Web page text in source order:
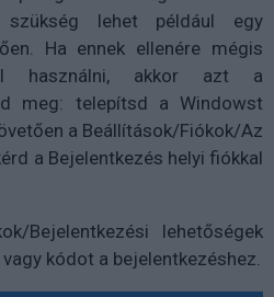
lehet például egy
Ha ennek ellenére mégis
használni, akkor azt a
meg: telepítsd a Windowst
a Beállítások/Fiókok/Az
a Bejelentkezés helyi fiókkal
Bejelentkezési lehetőségek
kódot a bejelentkezéshez.